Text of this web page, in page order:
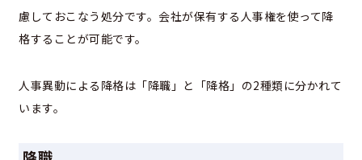
慮しておこなう処分です。会社が保有する人事権を使って降
格することが可能です。
人事異動による降格は「降職」と「降格」の2種類に分かれて
います。